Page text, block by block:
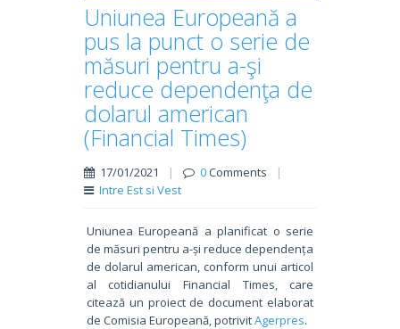
Uniunea Europeană a
pus la punct o serie de
măsuri pentru a-şi
reduce dependenţa de
dolarul american
(Financial Times)
17/01/2021 | 0Comments
|
Intre Est si Vest
Uniunea Europeană a planificat o serie
de măsuri pentru a-și reduce dependența
de dolarul american, conform unui articol
al cotidianului Financial Times, care
citează un proiect de document elaborat
de Comisia Europeană, potrivitAgerpres.